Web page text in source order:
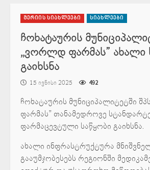
მერიის სიახლეები სიახლეები
ჩოხატაურის
,,ვორლდ ფარმას” ახალი
გაიხსნა
15 ივნისი 2025 492
ჩოხატაურის მუნიციპალიტეტში
ფარმას” თანამედროვე
ფარმაცევტული საწყობი გაიხსნა.
ახალი ინფრასტრუქტურა
გააუმჯობესებს რეგიონში